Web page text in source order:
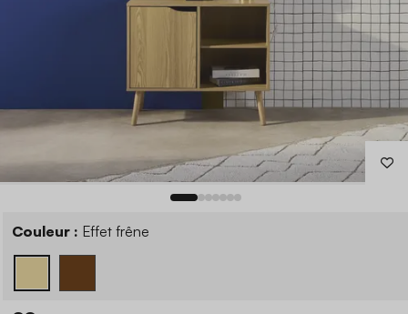
Couleur : Effet frêne